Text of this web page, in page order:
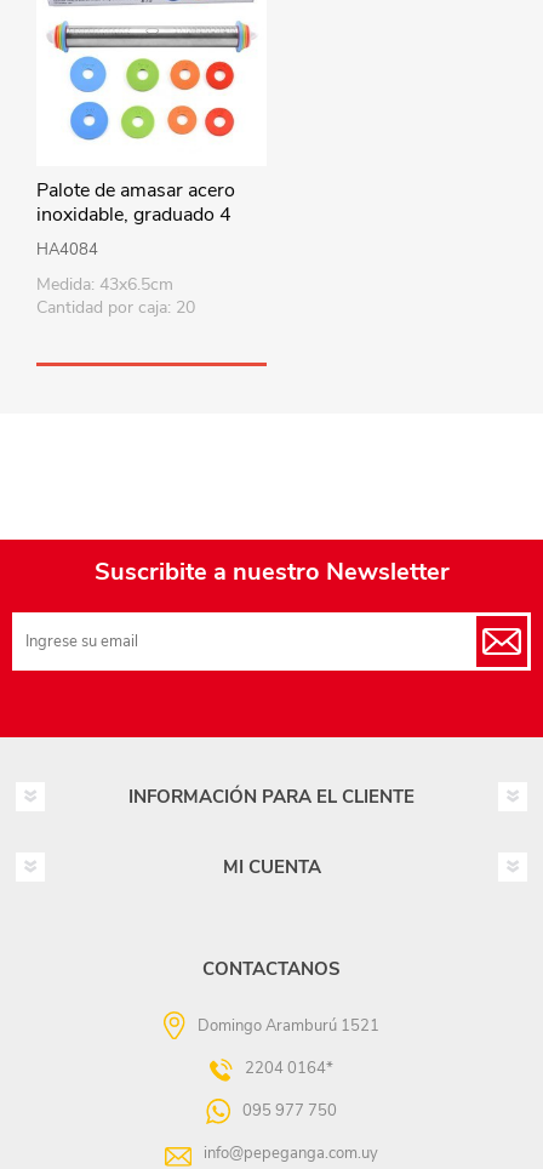
Palote de amasar acero
inoxidable, graduado 4
medidas de grosor, en caja
HA4084
Medida: 43x6.5cm
Cantidad por caja: 20
Suscribite a nuestro Newsletter
INFORMACIÓN PARA EL CLIENTE
MI CUENTA
CONTACTANOS
Domingo Aramburú 1521
2204 0164*
095 977 750
info@pepeganga.com.uy